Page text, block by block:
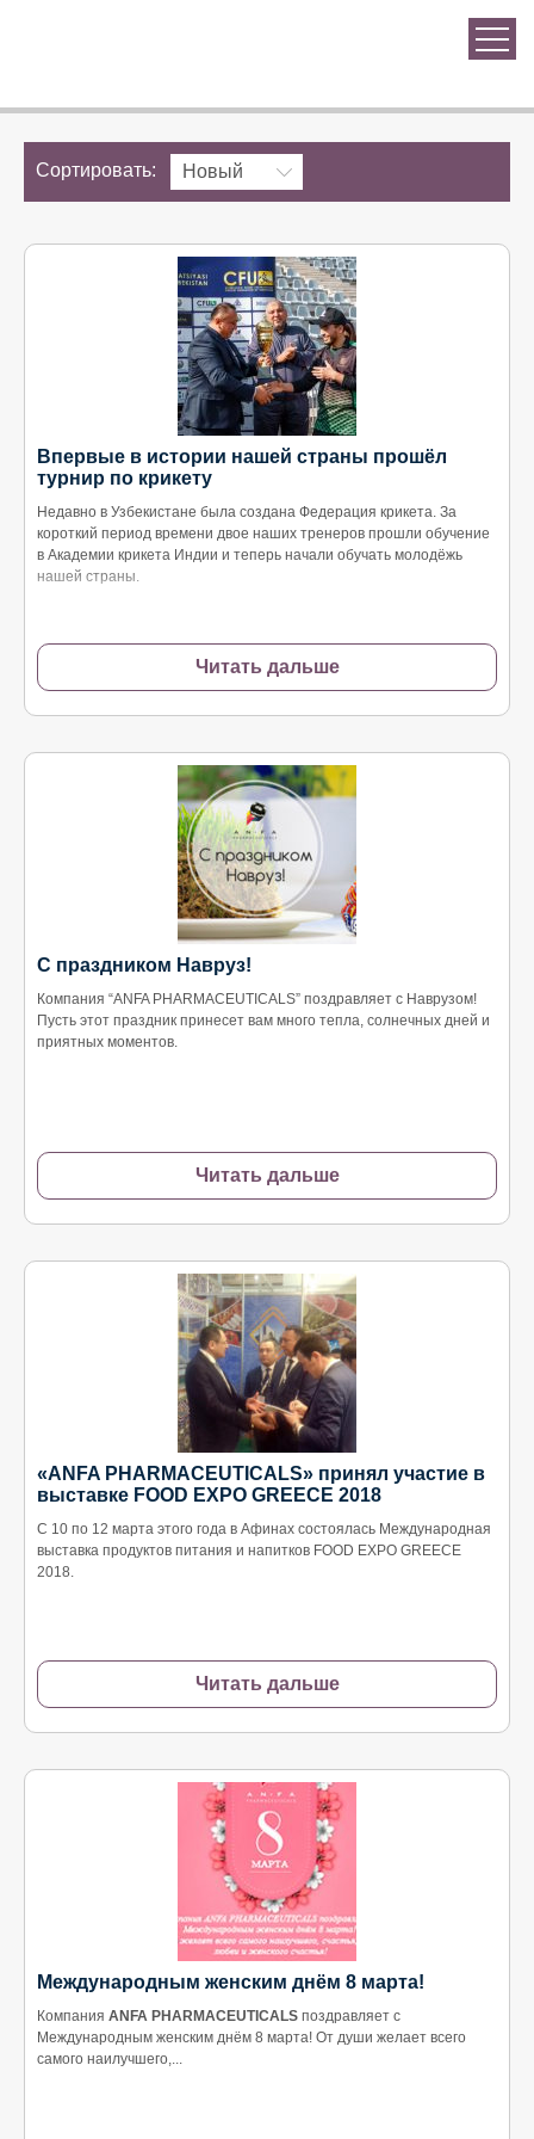
Сортировать: Новый
Впервые в истории нашей страны прошёл
турнир по крикету
Недавно в Узбекистане была создана Федерация крикета. За
короткий период времени двое наших тренеров прошли обучение
в Академии крикета Индии и теперь начали обучать молодёжь
нашей страны.
Читать дальше
С праздником Навруз!
Компания “ANFA PHARMACEUTICALS” поздравляет с Наврузом!
Пусть этот праздник принесет вам много тепла, солнечных дней и
приятных моментов.
Читать дальше
«ANFA PHARMACEUTICALS» принял участие в
выставке FOOD EXPO GREECE 2018
С 10 по 12 марта этого года в Афинах состоялась Международная
выставка продуктов питания и напитков FOOD EXPO GREECE
2018.
Читать дальше
Международным женским днём 8 марта!
Компания АNFA PHARMACEUTICALS поздравляет с
Международным женским днём 8 марта! От души желает всего
самого наилучшего,...